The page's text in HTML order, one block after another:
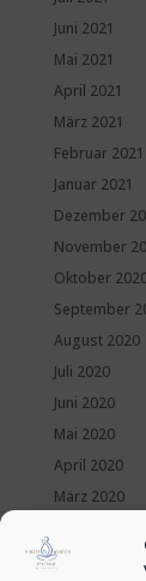
Juni 2021
Mai 2021
April 2021
März 2021
Februar 2021
Januar 2021
Dezember
November
Oktober
September
August 2020
Juli 2020
Juni 2020
Mai 2020
April 2020
März 2020
Januar 2020